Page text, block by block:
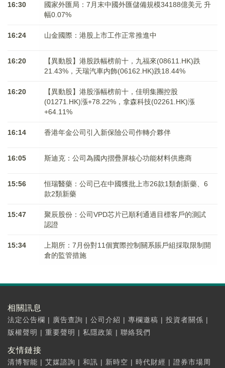
16:30
國家外匯局：7月末中國外匯儲備規模34188億美元 升
幅0.07%
16:24 山金國際：港股上市工作正常推進中
16:20
【異動股】港股跌幅榜前十，九福來(08611.HK)跌
21.43%，天瑞汽車内飾(06162.HK)跌18.44%
16:20
【異動股】港股漲幅榜前十，佳明集團控股
(01271.HK)漲+78.22%，拿森科技(02261.HK)漲
+64.11%
16:14 香港年金公司引入新保險公司作轉介夥伴
16:05 斯迪克：公司為國內摺疊屏核心功能材料供應商
15:56
恒瑞醫藥：公司已在中國獲批上市26款1類創新藥、6
款2類新藥
15:47
聚辰股份：公司VPD芯片已順利通過目標客戶的測試
認證
15:34
上期所：7月份對11個實際控制關系賬戶組採取限制開
倉的監管措施
相關訊息
法定公告欄 | 廣告查詢 | 公司介紹 | 專欄邀稿 | 投資者關係 |
版權聲明 | 重要聲明 | 私隱政策 | 聯絡我們
友情鏈接
清博智能 | 艾媒諮詢 | 和訊 | 新時空 | 時代財經 | 證券市場周